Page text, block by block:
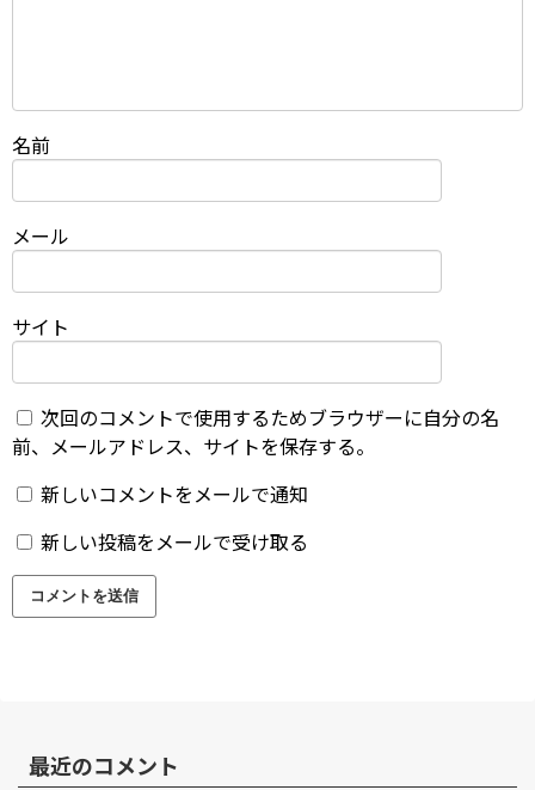
名前
メール
サイト
次回のコメントで使用するためブラウザーに自分の名
前、メールアドレス、サイトを保存する。
新しいコメントをメールで通知
新しい投稿をメールで受け取る
最近のコメント